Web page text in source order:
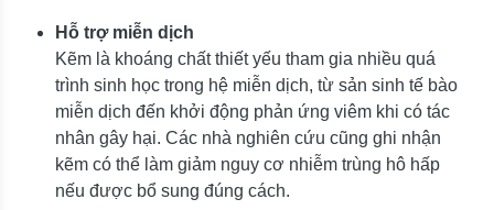
Hỗ trợ miễn dịch
Kẽm là khoáng chất thiết yếu tham gia nhiều quá
trình sinh học trong hệ miễn dịch, từ sản sinh tế bào
miễn dịch đến khởi động phản ứng viêm khi có tác
nhân gây hại. Các nhà nghiên cứu cũng ghi nhận
kẽm có thể làm giảm nguy cơ nhiễm trùng hô hấp
nếu được bổ sung đúng cách.